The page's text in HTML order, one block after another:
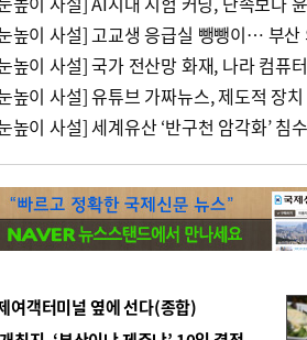
높이 사설] 고교생 응급실 뺑뺑이… 부산
높이 사설] 국가 전산망 화재, 나라 컴퓨
높이 사설] 유튜브 가짜뉴스, 제도적 장
높이 사설] 세계유산 ‘반구천 암각화’ 침
여객터미널 옆에 선다(종합)